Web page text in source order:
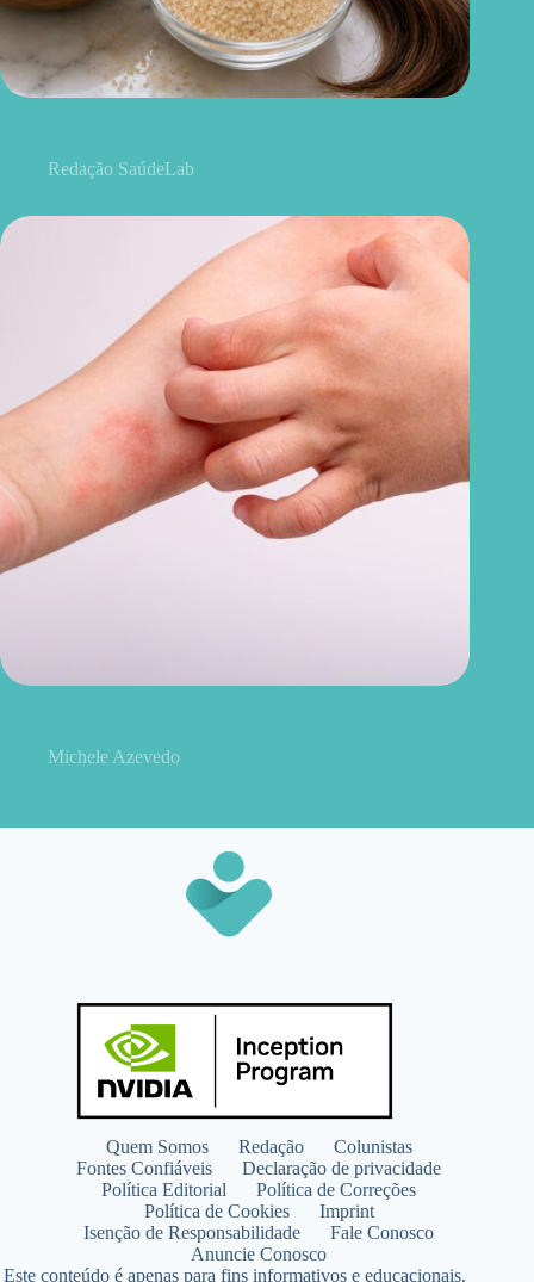
Redação SaúdeLab
Michele Azevedo
Quem Somos Redação
Colunistas
Fontes Confiáveis
Declaração de privacidade
Política Editorial
Política de Correções
Política de Cookies
Imprint
Isenção de Responsabilidade
Fale Conosco
Anuncie Conosco
Este conteúdo é apenas para fins informativos e educacionais.